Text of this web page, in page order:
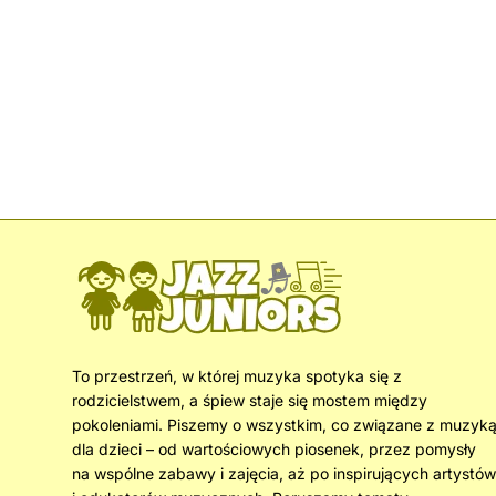
To przestrzeń, w której muzyka spotyka się z
rodzicielstwem, a śpiew staje się mostem między
pokoleniami. Piszemy o wszystkim, co związane z muzyką
dla dzieci – od wartościowych piosenek, przez pomysły
na wspólne zabawy i zajęcia, aż po inspirujących artystów